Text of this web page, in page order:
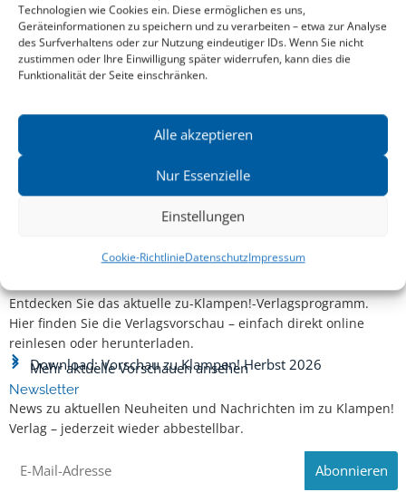
Technologien wie Cookies ein. Diese ermöglichen es uns,
Geräteinformationen zu speichern und zu verarbeiten – etwa zur Analyse
des Surfverhaltens oder zur Nutzung eindeutiger IDs. Wenn Sie nicht
zustimmen oder Ihre Einwilligung später widerrufen, kann dies die
Funktionalität der Seite einschränken.
Alle akzeptieren
Nur Essenzielle
Einstellungen
Cookie-RichtlinieDatenschutzImpressum
BETTINA SUPPELT ,CARSTEN WINTERund mehr
Entdecken Sie das aktuelle zu-Klampen!-Verlagsprogramm.
Hier finden Sie die Verlagsvorschau – einfach direkt online
reinlesen oder herunterladen.
Download: Vorschau zu Klampen! Herbst 2026
Mehr aktuelle Vorschauen ansehen
Newsletter
News zu aktuellen Neuheiten und Nachrichten im zu Klampen!
Verlag – jederzeit wieder abbestellbar.